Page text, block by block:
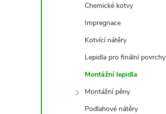
Chemické kotvy
Impregnace
Kotvící nátěry
Lepidla pro finální povrchy
Montážní lepidla
Montážní pěny
Podlahové nátěry